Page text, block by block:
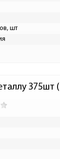
шт
375шт